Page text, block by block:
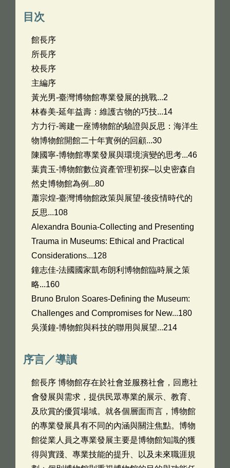
目次
館長序
所長序
校長序
主編序
黃光男-臺灣博物館專業發展的挑戰...2
林春美-延年益壽：維護古物的巧技...14
方力行-籌建一座博物館的驗證與反思：海洋生
物博物館開館二十年實例的回顧...30
陳國寧-博物館專業發展與環境演變的思考...46
葉貴玉-博物館數位資產管理初探─以史密森自
然史博物館為例...80
蕭宗煌-臺灣博物館政策與展望-後疫情時代的
反思...108
Alexandra Bounia-Collecting and Presenting
Trauma in Museums: Ethical and Practical
Considerations...128
鐘志佳-法國國家凱布朗利博物館臨時展之策
略...160
Bruno Brulon Soares-Defining the Museum:
Challenges and Compromises for New...180
吳漢鐘-博物館與科技的聯用與展望...214
序言／導讀
館長序 博物館存在於社會並服務社會，回應社
會發展與需求，提供民眾專業的展示、教育、
及欣賞的優質場域。就各個層面而言，博物館
的專業發展具有不同的內涵與關注焦點。博物
館從業人員之專業發展主要是博物館知識的獲
得與實踐、專業技能的提升、以及未來職涯規